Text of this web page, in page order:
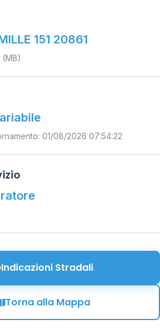
151 20861
(MB)
01/08/2026 07:54:22
Indicazioni Stradali
Torna alla Mappa